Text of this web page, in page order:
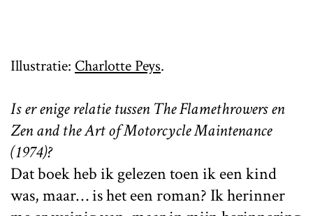
Illustratie: Charlotte Peys.
Is er enige relatie tussen The Flamethrowers en
Zen and the Art of Motorcycle Maintenance
(1974)?
Dat boek heb ik gelezen toen ik een kind
was, maar… is het een roman? Ik herinner